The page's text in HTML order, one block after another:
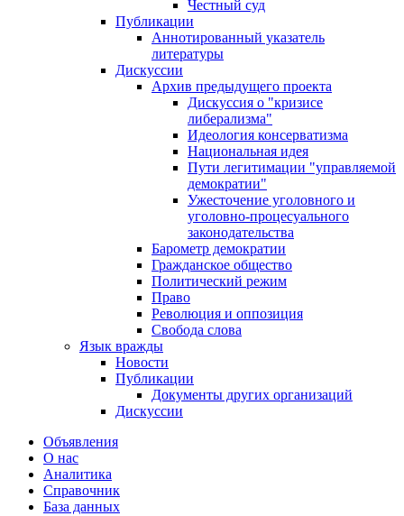
Честный суд
Публикации
Аннотированный указатель
литературы
Дискуссии
Архив предыдущего проекта
Дискуссия о "кризисе
либерализма"
Идеология консерватизма
Национальная идея
Пути легитимации "управляемой
демократии"
Ужесточение уголовного и
уголовно-процесуального
законодательства
Барометр демократии
Гражданское общество
Политический режим
Право
Революция и оппозиция
Свобода слова
Язык вражды
Новости
Публикации
Документы других организаций
Дискуссии
Объявления
О нас
Аналитика
Справочник
База данных